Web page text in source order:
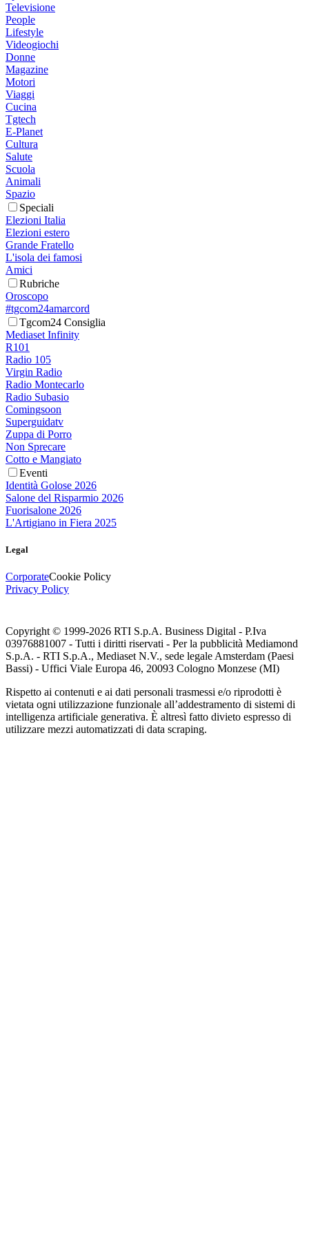
Televisione
People
Lifestyle
Videogiochi
Donne
Magazine
Motori
Viaggi
Cucina
Tgtech
E-Planet
Cultura
Salute
Scuola
Animali
Spazio
Speciali
Elezioni Italia
Elezioni estero
Grande Fratello
L'isola dei famosi
Amici
Rubriche
Oroscopo
#tgcom24amarcord
Tgcom24 Consiglia
Mediaset Infinity
R101
Radio 105
Virgin Radio
Radio Montecarlo
Radio Subasio
Comingsoon
Superguidatv
Zuppa di Porro
Non Sprecare
Cotto e Mangiato
Eventi
Identità Golose 2026
Salone del Risparmio 2026
Fuorisalone 2026
L'Artigiano in Fiera 2025
Legal
CorporateCookie Policy
Privacy Policy
Copyright © 1999-2026 RTI S.p.A. Business Digital - P.Iva
03976881007 - Tutti i diritti riservati - Per la pubblicità Mediamond
S.p.A. - RTI S.p.A., Mediaset N.V., sede legale Amsterdam (Paesi
Bassi) - Uffici Viale Europa 46, 20093 Cologno Monzese (MI)
Rispetto ai contenuti e ai dati personali trasmessi e/o riprodotti è
vietata ogni utilizzazione funzionale all’addestramento di sistemi di
intelligenza artificiale generativa. È altresì fatto divieto espresso di
utilizzare mezzi automatizzati di data scraping.